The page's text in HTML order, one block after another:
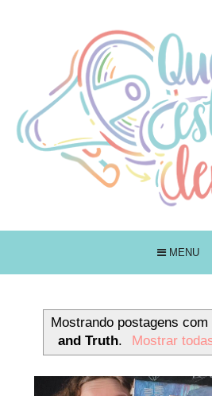
MENU
Mostrando postagens
and Truth. Mostrar